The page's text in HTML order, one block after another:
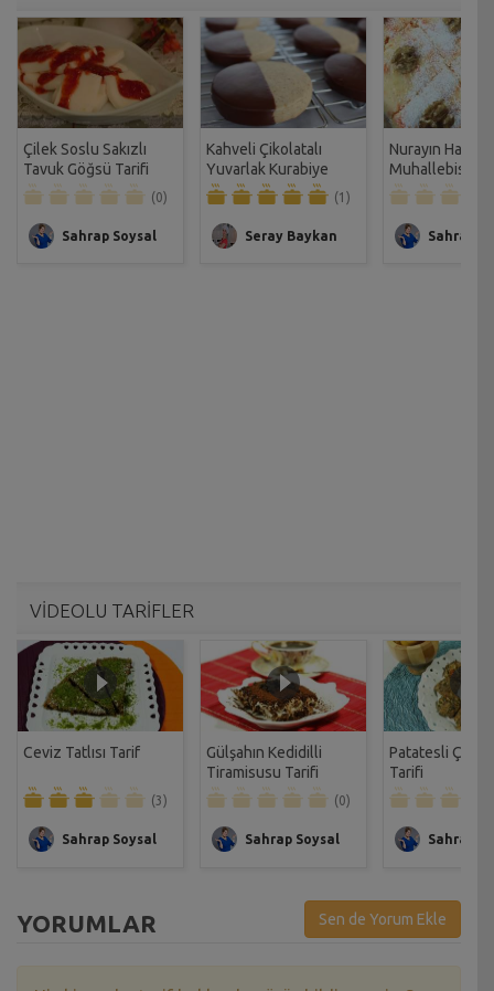
Çilek Soslu Sakızlı
Tavuk Göğsü Tarifi
(0)
Sahrap Soysal
Kahveli Çikolatalı
Yuvarlak Kurabiye
Tarife
(1)
Seray Baykan
Nurayın
Muhallebisi
Sahrap
VİDEOLU TARİFLER
Ceviz Tatlısı Tarif
(3)
Sahrap Soysal
Gülşahın Kedidilli
Tiramisusu Tarifi
(0)
Sahrap Soysal
Patatesli Çıtır
Tarifi
Sahrap
YORUMLAR Sen de Yorum Ekle